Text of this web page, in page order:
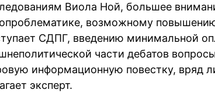
Виола Ной, большее
возможному
СДПГ, введению минимальной
части дебатов
информационную повестку, вряд
эксперт.